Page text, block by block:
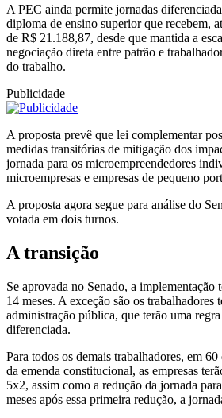
A PEC ainda permite jornadas
diploma de ensino superior que recebem,
de R$ 21.188,87, desde que mantida a
negociação direta entre patrão e
do trabalho.
Publicidade
A proposta prevê que lei complementar
medidas transitórias de mitigação dos
jornada para os microempreendedores
microempresas e empresas de pequeno
A proposta agora segue para análise do
votada em dois turnos.
A transição
Se aprovada no Senado, a implementação
14 meses. A exceção são os trabalhadores
administração pública, que terão uma
diferenciada.
Para todos os demais trabalhadores, em
da emenda constitucional, as empresas
5x2, assim como a redução da jornada
meses após essa primeira redução, a